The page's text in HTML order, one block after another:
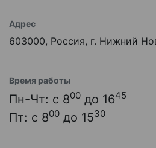
Адрес
603000, Россия, г. Нижний
Время работы
Пн-Чт: с 800 до 1645
Пт: с 800 до 1530